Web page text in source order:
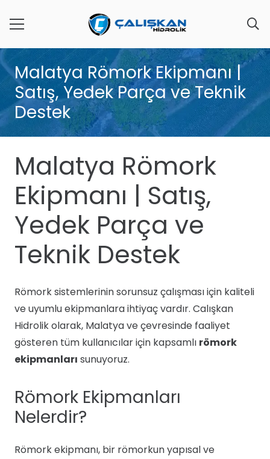
Malatya Römork Ekipmanı |
Satış, Yedek Parça ve Teknik
Destek
Malatya Römork
Ekipmanı | Satış,
Yedek Parça ve
Teknik Destek
Römork sistemlerinin sorunsuz çalışması için kaliteli
ve uyumlu ekipmanlara ihtiyaç vardır. Calışkan
Hidrolik olarak, Malatya ve çevresinde faaliyet
gösteren tüm kullanıcılar için kapsamlı römork
ekipmanları sunuyoruz.
Römork Ekipmanları
Nelerdir?
Römork ekipmanı, bir römorkun yapısal ve